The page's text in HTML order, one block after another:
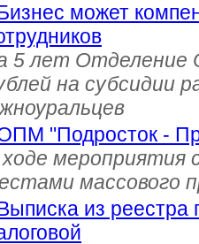
может
5 лет Отделение
на субсидии
"Подросток -
мероприятия
массового
из реестра